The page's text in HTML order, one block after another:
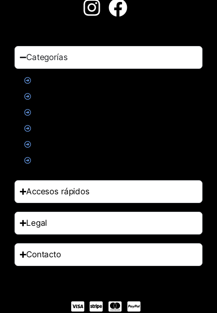
Categorías
Accesos rápidos
Legal
Contacto